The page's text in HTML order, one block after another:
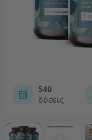
540
δόσεις